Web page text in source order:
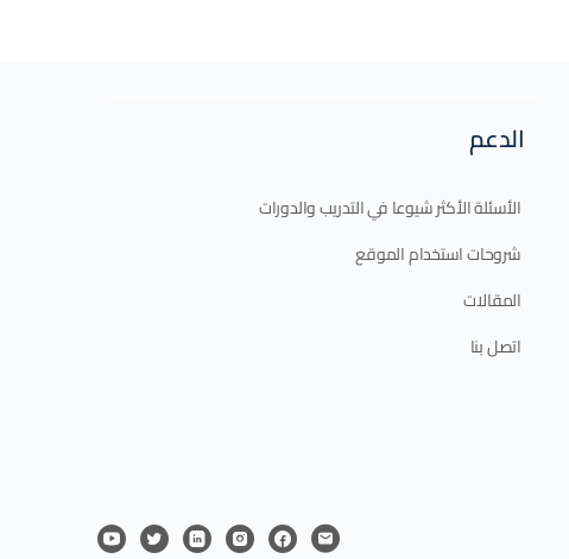
الدعم
الأسئلة الأكثر شيوعا في التدريب والدورات
شروحات استخدام الموقع
المقالات
اتصل بنا